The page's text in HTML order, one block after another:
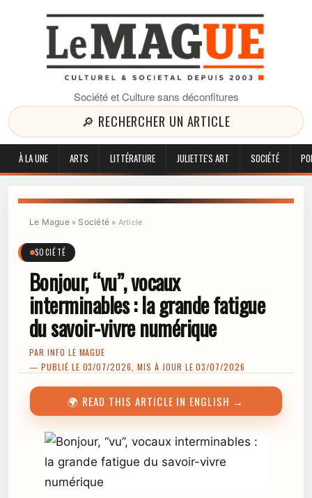
Société et Culture sans déconfitures
🔎 RECHERCHER UN ARTICLE
À LA UNE ARTS LITTÉRATURE JULIETTE'S ART SOCIÉTÉ
Le Mague» Société» Article
SOCIÉTÉ
Bonjour, “vu”, vocaux
interminables : la grande fatigue
du savoir-vivre numérique
PAR INFO LE MAGUE
— PUBLIÉ LE 03/07/2026, MIS À JOUR LE 03/07/2026
🌍 READ THIS ARTICLE IN ENGLISH →